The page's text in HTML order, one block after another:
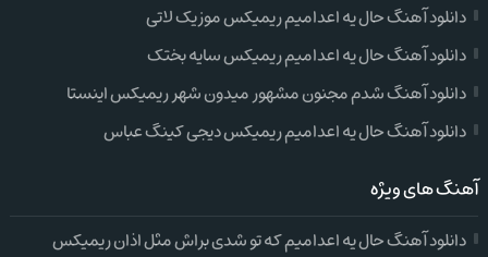
دانلود آهنگ حال یه اعدامیم ریمیکس موزیک لاتی
دانلود آهنگ حال یه اعدامیم ریمیکس سایه بختک
دانلود آهنگ شدم مجنون مشهور میدون شهر ریمیکس اینستا
دانلود آهنگ حال یه اعدامیم ریمیکس دیجی کینگ عباس
آهنگ های ویژه
دانلود آهنگ حال یه اعدامیم که تو شدی براش مثل اذان ریمیکس